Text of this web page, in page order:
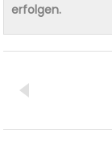
erfolgen.